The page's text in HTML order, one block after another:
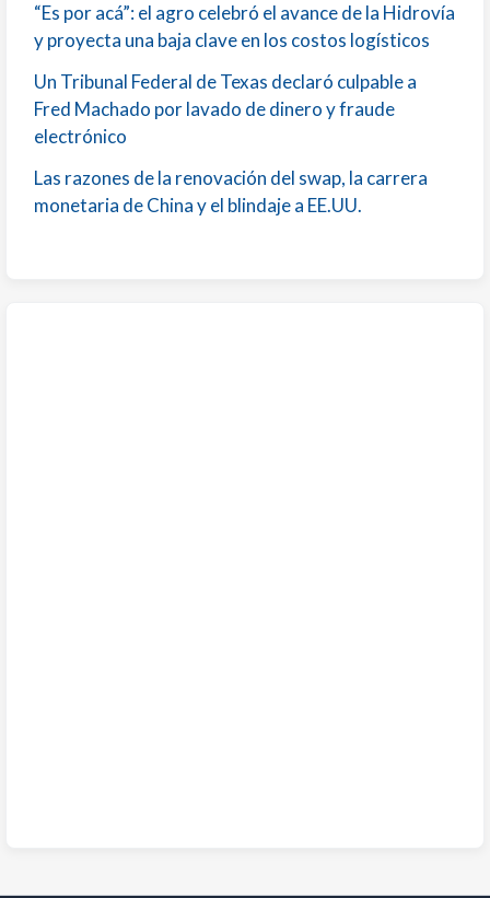
“Es por acá”: el agro celebró el avance de la Hidrovía
y proyecta una baja clave en los costos logísticos
Un Tribunal Federal de Texas declaró culpable a
Fred Machado por lavado de dinero y fraude
electrónico
Las razones de la renovación del swap, la carrera
monetaria de China y el blindaje a EE.UU.